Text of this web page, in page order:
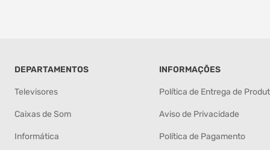
DEPARTAMENTOS
Televisores
Caixas de Som
Informática
INFORMAÇÕES
Política de Entrega de
Aviso de Privacidade
Política de Pagamento